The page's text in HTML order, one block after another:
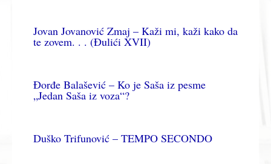
Jovan Jovanović Zmaj – Kaži mi, kaži kako da
te zovem. . . (Đulići XVII)
Đorđe Balašević – Ko je Saša iz pesme
„Jedan Saša iz voza“?
Duško Trifunović – TEMPO SECONDO